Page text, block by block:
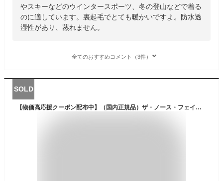
やスキーなどのウインタースポーツ、冬の登山などで着る
のに適しています。裏起毛でとても暖かいですよ。防水透
湿性があり、蒸れません。
全てのおすすめコメント（3件）
SOLD
【物価高応援クーポン配布中】（国内正規品）ザ・ノース・フェイス レディース マウンテンバーサマイクロジャケット 2024〜25年秋冬モデル【 NLW72404 Mountain Versa Micro Jacket フリースジャケット THE NORTH FACE 】【翌日配達対象】【メール便不可】[自社]